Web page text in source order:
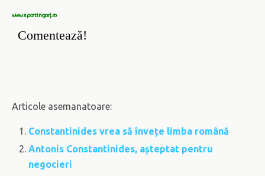
www.sportingorj.ro
Comentează!
Articole asemanatoare:
Constantinides vrea să învețe limba română
Antonis Constantinides, așteptat pentru
negocieri